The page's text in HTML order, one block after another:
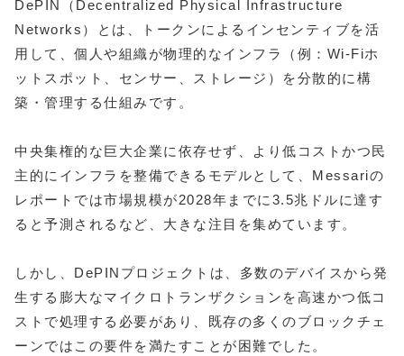
DePIN（Decentralized Physical Infrastructure
Networks）とは、トークンによるインセンティブを活
用して、個人や組織が物理的なインフラ（例：Wi-Fiホ
ットスポット、センサー、ストレージ）を分散的に構
築・管理する仕組みです。
中央集権的な巨大企業に依存せず、より低コストかつ民
主的にインフラを整備できるモデルとして、Messariの
レポートでは市場規模が2028年までに3.5兆ドルに達す
ると予測されるなど、大きな注目を集めています。
しかし、DePINプロジェクトは、多数のデバイスから発
生する膨大なマイクロトランザクションを高速かつ低コ
ストで処理する必要があり、既存の多くのブロックチェ
ーンではこの要件を満たすことが困難でした。